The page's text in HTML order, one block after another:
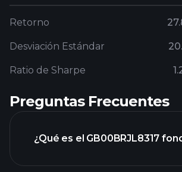
Retorno
Desviación Estándar
Ratio de Sharpe
Preguntas Frecuentes
¿Qué es el GB00BRJL8317